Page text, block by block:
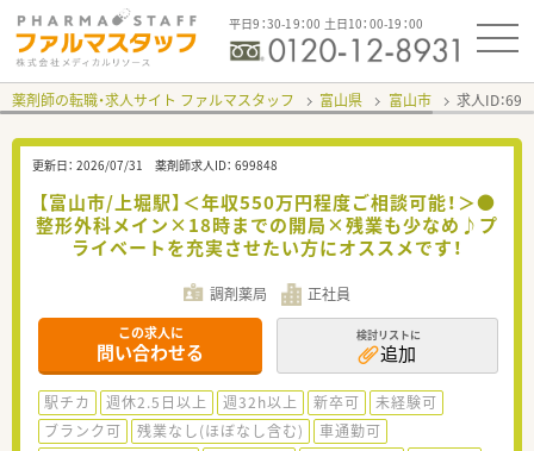
平日9：30-19：00 土日10：00-19：00
薬剤師の転職・求人サイト ファルマスタッフ 富山県 富山市 求人ID：
更新日： 2026/07/31 薬剤師求人ID： 699848
【富山市/上堀駅】＜年収550万円程度ご相談可能！＞●
整形外科メイン×18時までの開局×残業も少なめ♪プ
ライベートを充実させたい方にオススメです！
調剤薬局 正社員
この求人に
問い合わせる
検討リストに
追加
駅チカ 週休2.5日以上 週32h以上 新卒可
未経験可
ブランク可
残業なし(ほぼなし含む)
車通勤可